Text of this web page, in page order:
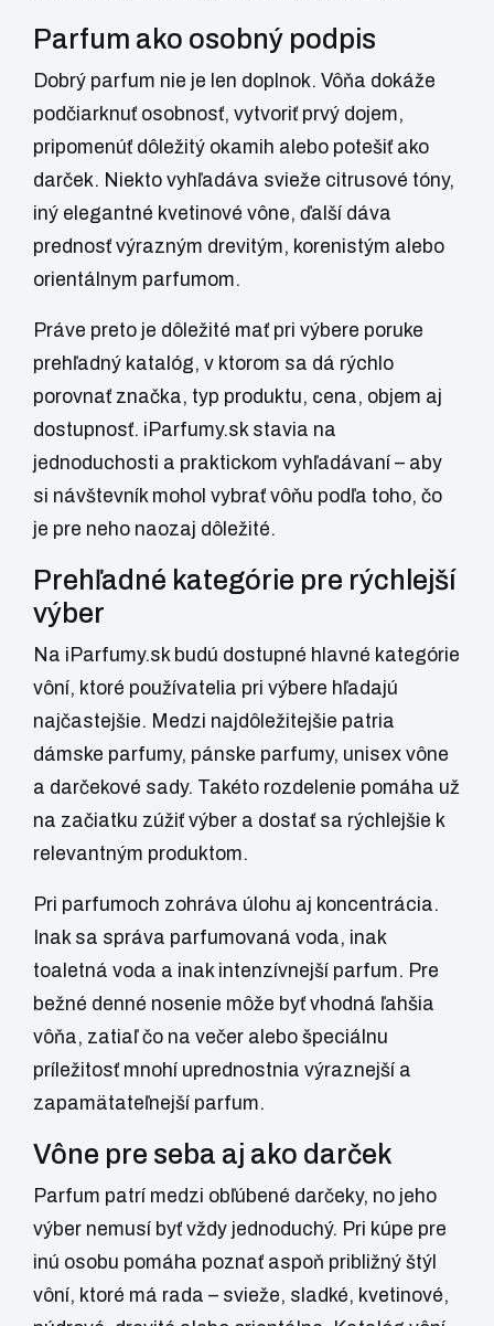
Parfum ako osobný podpis
Dobrý parfum nie je len doplnok. Vôňa dokáže
podčiarknuť osobnosť, vytvoriť prvý dojem,
pripomenúť dôležitý okamih alebo potešiť ako
darček. Niekto vyhľadáva svieže citrusové tóny,
iný elegantné kvetinové vône, ďalší dáva
prednosť výrazným drevitým, korenistým alebo
orientálnym parfumom.
Práve preto je dôležité mať pri výbere poruke
prehľadný katalóg, v ktorom sa dá rýchlo
porovnať značka, typ produktu, cena, objem aj
dostupnosť. iParfumy.skstavia na
jednoduchosti a praktickom vyhľadávaní – aby
si návštevník mohol vybrať vôňu podľa toho, čo
je pre neho naozaj dôležité.
Prehľadné kategórie pre rýchlejší
výber
Na iParfumy.sk budú dostupné hlavné kategórie
vôní, ktoré používatelia pri výbere hľadajú
najčastejšie. Medzi najdôležitejšie patria
dámske parfumy, pánske parfumy, unisex vône
a darčekové sady. Takéto rozdelenie pomáha už
na začiatku zúžiť výber a dostať sa rýchlejšie k
relevantným produktom.
Pri parfumoch zohráva úlohu aj koncentrácia.
Inak sa správa parfumovaná voda, inak
toaletná voda a inak intenzívnejší parfum. Pre
bežné denné nosenie môže byť vhodná ľahšia
vôňa, zatiaľ čo na večer alebo špeciálnu
príležitosť mnohí uprednostnia výraznejší a
zapamätateľnejší parfum.
Vône pre seba aj ako darček
Parfum patrí medzi obľúbené darčeky, no jeho
výber nemusí byť vždy jednoduchý. Pri kúpe pre
inú osobu pomáha poznať aspoň približný štýl
vôní, ktoré má rada – svieže, sladké, kvetinové,